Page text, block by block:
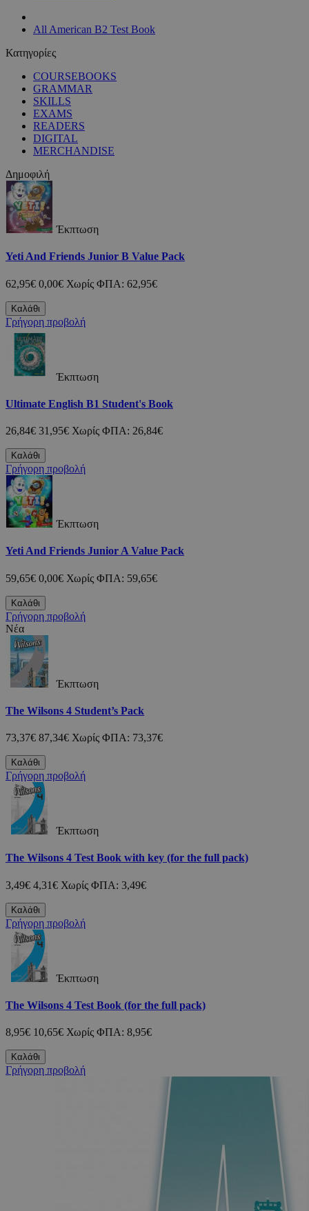
All American B2 Test Book
Κατηγορίες
COURSEBOOKS
GRAMMAR
SKILLS
EXAMS
READERS
DIGITAL
MERCHANDISE
Δημοφιλή
Έκπτωση
Yeti And Friends Junior B Value Pack
62,95€ 0,00€ Χωρίς ΦΠΑ: 62,95€
Καλάθι
Γρήγορη προβολή
Έκπτωση
Ultimate English B1 Student's Book
26,84€ 31,95€ Χωρίς ΦΠΑ: 26,84€
Καλάθι
Γρήγορη προβολή
Έκπτωση
Yeti And Friends Junior A Value Pack
59,65€ 0,00€ Χωρίς ΦΠΑ: 59,65€
Καλάθι
Γρήγορη προβολή
Νέα
Έκπτωση
The Wilsons 4 Student’s Pack
73,37€ 87,34€ Χωρίς ΦΠΑ: 73,37€
Καλάθι
Γρήγορη προβολή
Έκπτωση
The Wilsons 4 Test Book with key (for the full pack)
3,49€ 4,31€ Χωρίς ΦΠΑ: 3,49€
Καλάθι
Γρήγορη προβολή
Έκπτωση
The Wilsons 4 Test Book (for the full pack)
8,95€ 10,65€ Χωρίς ΦΠΑ: 8,95€
Καλάθι
Γρήγορη προβολή